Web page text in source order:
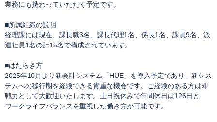
業務にも携わっていただく予定です。
■所属組織の説明
経理課には現在、課長職3名、課長代理1名、係長1名、課員9名、派
遣社員1名の計15名で構成されています。
■はたらき方
2025年10月より新会計システム「HUE」を導入予定であり、新シス
テムへの移行期を経験できる貴重な機会です。ご経験のある方は即
戦力として大歓迎いたします。土日祝休みで年間休日は126日と、
ワークライフバランスを重視した働き方が可能です。